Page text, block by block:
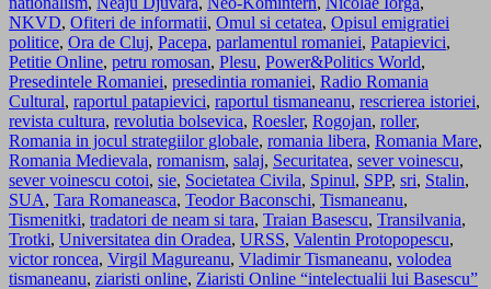
NKVD, Ofiteri de informatii, Omul si cetatea, Opisul emigratiei
politice, Ora de Cluj, Pacepa, parlamentul romaniei, Patapievici,
Petitie Online, petru romosan, Plesu, Power&Politics World,
Presedintele Romaniei, presedintia romaniei, Radio Romania
Cultural, raportul patapievici, raportul tismaneanu, rescrierea istoriei,
revista cultura, revolutia bolsevica, Roesler, Rogojan, roller,
Romania in jocul strategiilor globale, romania libera, Romania Mare,
Romania Medievala, romanism, salaj, Securitatea, sever voinescu,
sever voinescu cotoi, sie, Societatea Civila, Spinul, SPP, sri, Stalin,
SUA, Tara Romaneasca, Teodor Baconschi, Tismaneanu,
Tismenitki, tradatori de neam si tara, Traian Basescu, Transilvania,
Trotki, Universitatea din Oradea, URSS, Valentin Protopopescu,
victor roncea, Virgil Magureanu, Vladimir Tismaneanu, volodea
tismaneanu, ziaristi online, Ziaristi Online “intelectualii lui Basescu”